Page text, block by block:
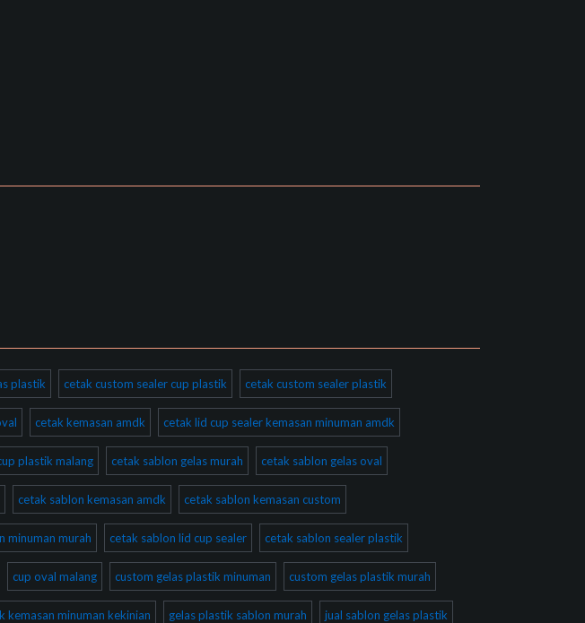
plastik cetak custom sealer cup plastik cetak custom sealer plastik
cetak kemasan amdk cetak lid cup sealer kemasan minuman amdk
plastik malang cetak sablon gelas murah cetak sablon gelas oval
cetak sablon kemasan amdk cetak sablon kemasan custom
minuman murah cetak sablon lid cup sealer cetak sablon sealer plastik
cup oval malang custom gelas plastik minuman custom gelas plastik murah
kemasan minuman kekinian gelas plastik sablon murah jual sablon gelas plastik